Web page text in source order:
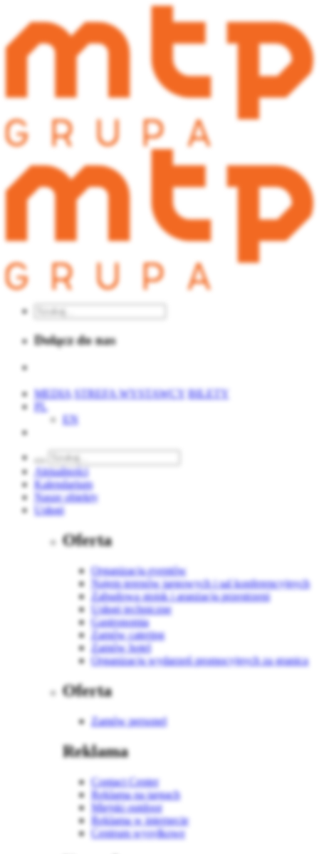
Dołącz do nas
MEDIA STREFA WYSTAWCY BILETY
PL
EN
Aktualności
Kalendarium
Nasze obiekty
Usługi
Oferta
Organizacja eventów
Najem terenów targowych i sal konferencyjnych
Zabudowa stoisk i aranżacja przestrzeni
Usługi techniczne
Gastronomia
Zamów catering
Zamów hotel
Organizacja wydarzeń promocyjnych za granicą
Oferta
Zamów personel
Reklama
Contact Center
Reklama na targach
Miejski outdoor
Reklama w internecie
Centrum wysyłkowe